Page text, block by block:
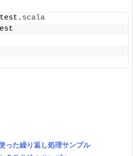
scala
た繰り返し処理サンプル